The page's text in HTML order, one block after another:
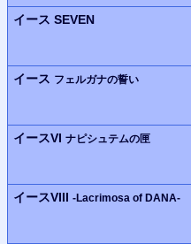
イース SEVEN
イース フェルガナの誓い
イースVI ナピシュテムの匣
イースVIII -Lacrimosa of DANA-